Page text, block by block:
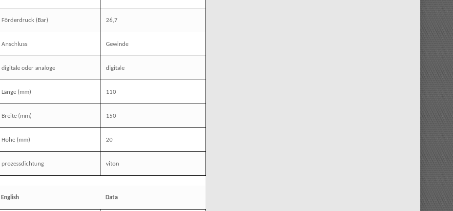
Förderdruck (Bar) 26,7
Anschluss Gewinde
digitale oder analoge digitale
Länge (mm) 110
Breite (mm) 150
Höhe (mm) 20
prozessdichtung viton
English Data